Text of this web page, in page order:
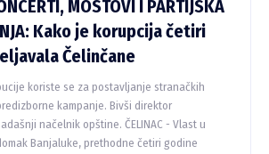
MOSTOVI I PARTIJSKA
Kako je korupcija četiri
Čelinčane
koriste se za postavljanje stranačkih
kampanje. Bivši direktor
načelnik opštine. ČELINAC - Vlast u
Banjaluke, prethodne četiri godine